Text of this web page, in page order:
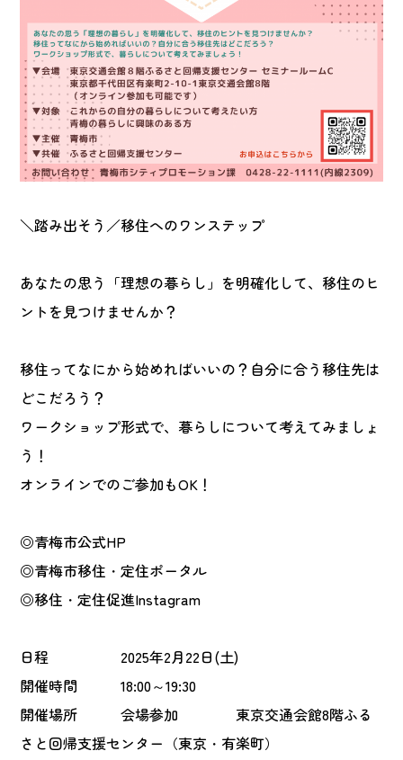
＼踏み出そう／移住へのワンステップ
あなたの思う「理想の暮らし」を明確化して、移住のヒ
ントを見つけませんか？
移住ってなにから始めればいいの？自分に合う移住先は
どこだろう？
ワークショップ形式で、暮らしについて考えてみましょ
う！
オンラインでのご参加もOK！
◎青梅市公式HP
◎青梅市移住・定住ポータル
◎移住・定住促進Instagram
日程 2025年2月22日(土)
開催時間18:00～19:30
開催場所会場参加東京交通会館8階ふる
さと回帰支援センター（東京・有楽町）